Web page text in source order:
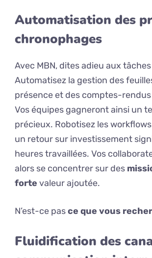
Automatisation des
chronophages
Avec MBN, dites adieu aux
Automatisez la gestion des
présence et des comptes-
Vos équipes gagneront ainsi un
précieux. Robotisez les
un retour sur investissement
heures travaillées. Vos
alors se concentrer sur des
forte valeur ajoutée.
N’est-ce pasce que vous
Fluidification des